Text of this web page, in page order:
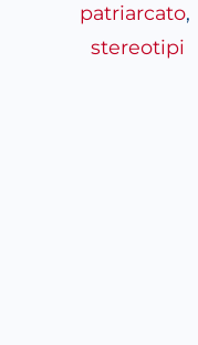
patriarcato
stereotipi